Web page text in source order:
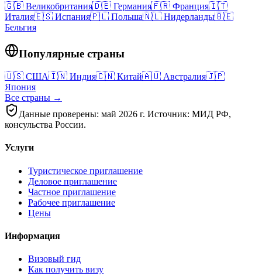
🇬🇧 Великобритания🇩🇪 Германия🇫🇷 Франция🇮🇹
Италия🇪🇸 Испания🇵🇱 Польша🇳🇱 Нидерланды🇧🇪
Бельгия
Популярные страны
🇺🇸 США🇮🇳 Индия🇨🇳 Китай🇦🇺 Австралия🇯🇵
Япония
Все страны →
Данные проверены: май 2026 г. Источник: МИД РФ,
консульства России.
Услуги
Туристическое приглашение
Деловое приглашение
Частное приглашение
Рабочее приглашение
Цены
Информация
Визовый гид
Как получить визу